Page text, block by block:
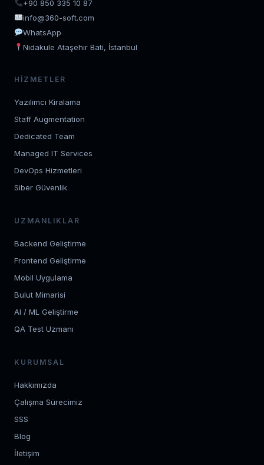
+90 850 335 10 87
info@360-soft.com
WhatsApp
Nidakule Ataşehir Bati, İstanbul
HIZMETLER
Yazılımcı Kiralama
Staff Augmentation
Dedicated Team
Managed IT Services
DevOps Hizmetleri
Siber Güvenlik
UZMANLIKLAR
Backend Geliştirme
Frontend Geliştirme
Mobil Uygulama
Bulut Mimarisi
AI / ML Geliştirme
QA Test Uzmanı
KURUMSAL
Hakkımızda
Çalışma Sürecimiz
SSS
Blog
İletişim